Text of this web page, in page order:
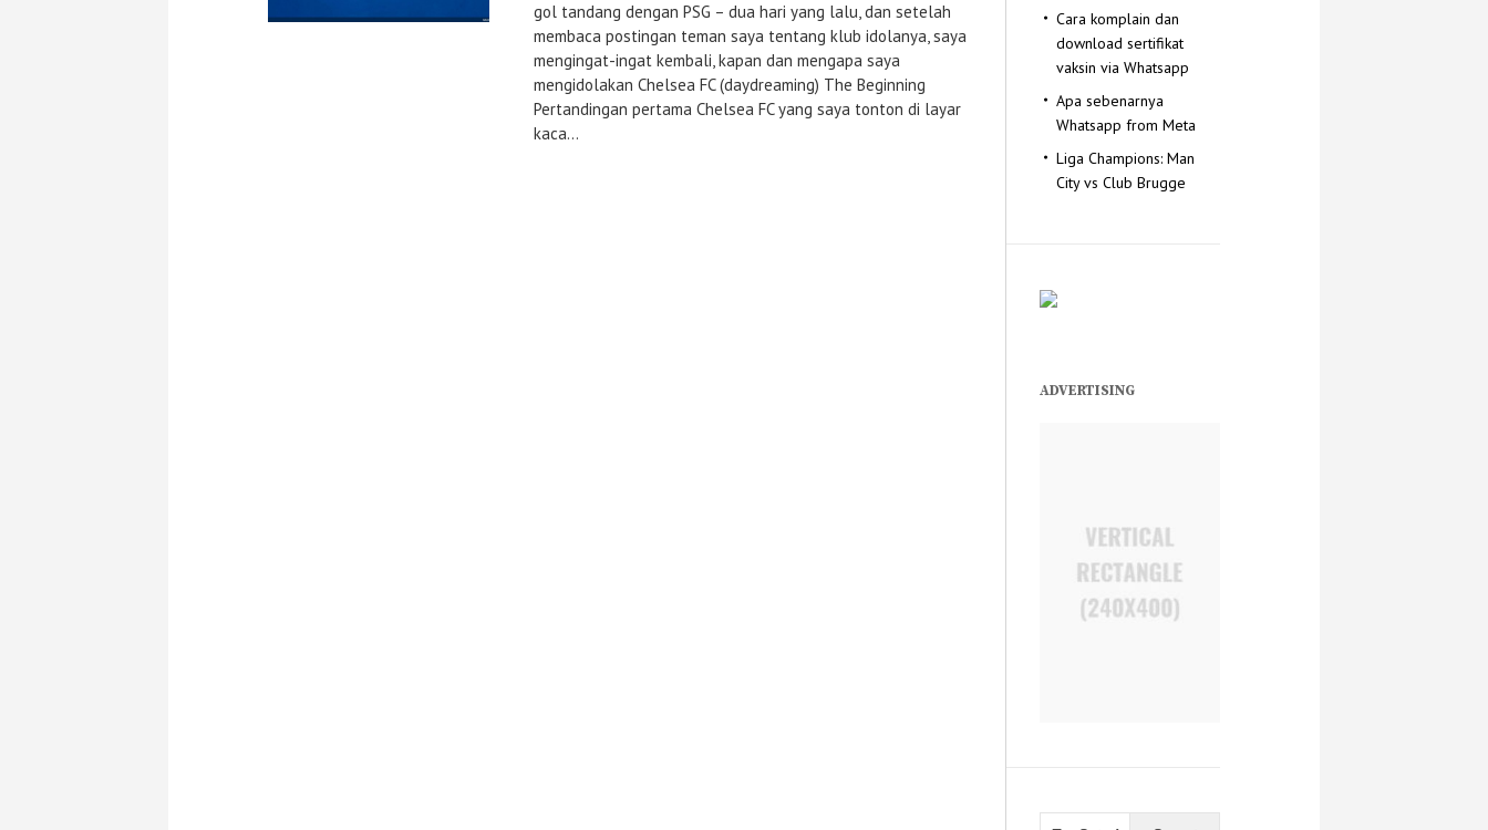
gol tandang dengan PSG – dua hari yang lalu, dan setelah
membaca postingan teman saya tentang klub idolanya, saya
mengingat-ingat kembali, kapan dan mengapa saya
mengidolakan Chelsea FC (daydreaming) The Beginning
Pertandingan pertama Chelsea FC yang saya tonton di layar
kaca...
Cara komplain dan
download sertifikat
vaksin via Whatsapp
Apa sebenarnya
Whatsapp from Meta
Liga Champions: Man
City vs Club Brugge
ADVERTISING